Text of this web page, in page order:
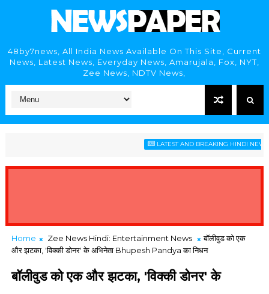
48by7news, All India News Available On This Site, Current
News, Latest News, Everyday News, Amarujala, Fox, NYT,
Zee News, NDTV News,
LATEST AND BREAKING HINDI NEWS
Home Zee News Hindi: Entertainment News
बॉलीवुड को एक
और झटका, 'विक्की डोनर' के अभिनेता Bhupesh Pandya का निधन
बॉलीवुड को एक और झटका, 'विक्की डोनर' के